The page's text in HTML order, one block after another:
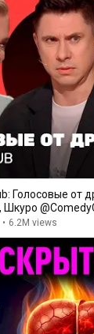
Голосовые от
Шкуро
• 6.2M views